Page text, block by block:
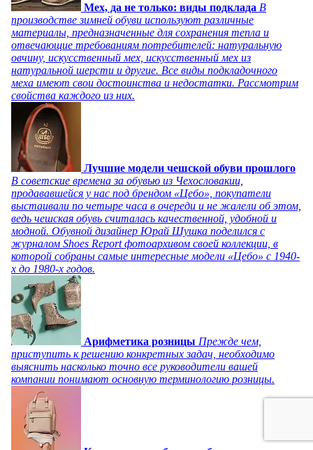
Мех, да не только: виды подклада В
производстве зимней обуви используют различные
материалы, предназначенные для сохранения тепла и
отвечающие требованиям потребителей: натуральную
овчину, искусственный мех, искусственный мех из
натуральной шерсти и другие. Все виды подкладочного
меха имеют свои достоинства и недостатки. Рассмотрим
свойства каждого из них.
Лучшие модели чешской обуви прошлого
В советские времена за обувью из Чехословакии,
продававшейся у нас под брендом «Цебо», покупатели
выстаивали по четыре часа в очереди и не жалели об этом,
ведь чешская обувь считалась качественной, удобной и
модной. Обувной дизайнер Юрай Шушка поделился с
журналом Shoes Report фотоархивом своей коллекции, в
которой собраны самые интересные модели «Цебо» с 1940-
х до 1980-х годов.
Арифметика розницы Прежде чем,
приступить к решению конкретных задач, необходимо
выяснить насколько точно все руководители вашей
компании понимают основную терминологию розницы.